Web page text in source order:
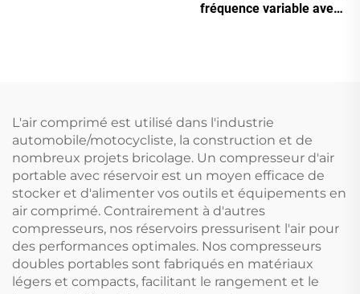
fréquence variable avec
L'air comprimé est utilisé dans l'industrie
automobile/motocycliste, la construction et de
nombreux projets bricolage. Un compresseur d'air
portable avec réservoir est un moyen efficace de
stocker et d'alimenter vos outils et équipements en
air comprimé. Contrairement à d'autres
compresseurs, nos réservoirs pressurisent l'air pour
des performances optimales. Nos compresseurs
doubles portables sont fabriqués en matériaux
légers et compacts, facilitant le rangement et le